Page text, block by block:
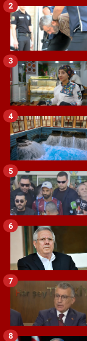
2
3
4
5
6
7
8